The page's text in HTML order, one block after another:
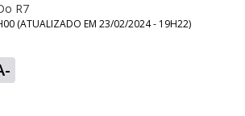
R7
(ATUALIZADO EM 23/02/2024 - 19H22)